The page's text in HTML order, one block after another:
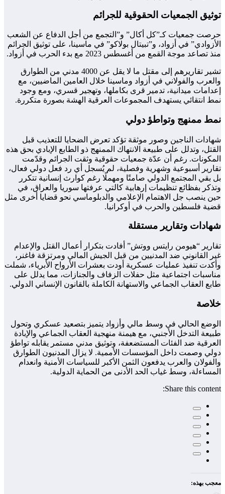
توثيق الجمعيات الحقوقية للجرائم
حرصت جمعيات كـ”كل أكال” و”التجمع من أجل الدفاع عن الشعب
الأزوادي” في أزواد، و”تبيتال بولاكو” في ماسينا، على توثيق الجرائم
منذ تصاعد موجة القمع من أغسطس 2023 مع بدء الحرب في أزواد.
تشير تقاريرهم إلى مقتل ما لا يقل عن 4000 مدني من الطوارق
والعرب والفولاني في أزواد وماسينا خلال العامين الماضيين، مع
إعدامات ميدانية، تدمير قرى بكاملها، وتهجير قسري، ومع وجود
نمط انتقائي يستهدف المجموعات العرقية الهشة بصورة متكررة.
نمط ممنهج وتواطؤ دولي
شهادات الناجين وصور موثقة تؤكد تعرض الضحايا للتعذيب قبل
القتل، وتدلل على طبيعة الانتهاك الممنهج ذو الطابع الإبادي بحق هذه
المكونات. رغم أن عدّة جمعيات حقوقية وثقت الجرائم وقدّمت
تقارير أسبوعية وشهرية وفصلية، لم يُسجل أي رد فعل دولي فعال،
بل بقي المجتمع الدولي صامتًا ومهملًا رغم كوارث إنسانية تتكرر
وتذكر بفظائع تنظيمات إرهابية كالتي عرفتها سوريا والعراق، في
حين ينصب جل الاهتمام الإعلامي والدبلوماسي نحو قضايا أخرى مثل
قضية فلسطين والحرب في أوكرانيا.
شهادات وتقارير مستقلة
تقارير “هيومن رايتس ووتش” أفادت بتكرار أعمال القتل والإعدام
غير القانوني ضد المدنيين من قبل الجيش المالي ومرتزقة فاغنر،
وأكدت تنفيذ عمليات عسكرية أودت بعشرات الأرواح الأبرياء، شملت
مناسبات اجتماعية مثل حفلات الزفاف والجنازات، مما يدلل على
طابع العقاب الجماعي والاستهانة الكاملة بالقانون الإنساني الدولي.
خلاصة
الوضع الحالي في وسط مالي وأزواد يتميز بتصعيد عسكري وتحول
طبيعة التدخل الأجنبي، مع هيمنة منهجية العقاب الجماعي والإبادة
العرقية ضد الفئات المستضعفة، وتوثيق مدني مستمر يقابله تواطؤ
دولي وصمت داخل المؤسسات الأممية. لا يزال المدنيون الطوارق
والفولان والعرب يدفعون الثمن الأكبر للسياسات الأمنية وانعدام
المساءلة، وسط غياب الحد الأدنى من الحماية الدولية.
Share this content:
معجب بهذه: